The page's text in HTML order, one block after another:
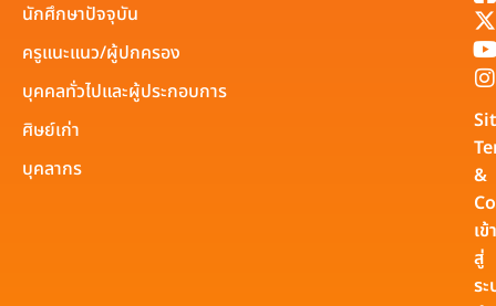
นักศึกษาปัจจุบัน
ครูแนะแนว/ผู้ปกครอง
บุคคลทั่วไปและผู้ประกอบการ
ศิษย์เก่า
บุคลากร
&
เข้า
สู่
ร